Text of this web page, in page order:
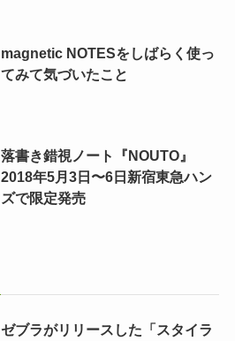
magnetic NOTESをしばらく使っ
てみて気づいたこと
落書き錯視ノート『NOUTO』
2018年5月3日〜6日新宿東急ハン
ズで限定発売
ゼブラがリリースした「スタイラ